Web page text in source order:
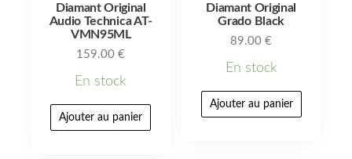
Diamant Original
Audio Technica AT-
VMN95ML
159.00€
En stock
Ajouter au panier
Diamant Original
Grado Black
89.00€
En stock
Ajouter au panier